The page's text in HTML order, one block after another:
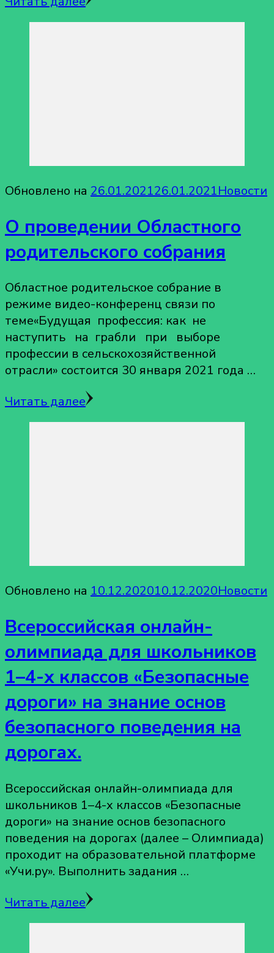
Обновлено на 26.01.202126.01.2021Новости
О проведении Областного
родительского собрания
Областное родительское собрание в
режиме видео-конференц связи по
теме«Будущая профессия: как не
наступить на грабли при выборе
профессии в сельскохозяйственной
отрасли» состоится 30 января 2021 года …
Читать далее
Обновлено на 10.12.202010.12.2020Новости
Всероссийская онлайн-
олимпиада для школьников
1–4-х классов «Безопасные
дороги» на знание основ
безопасного поведения на
дорогах.
Всероссийская онлайн-олимпиада для
школьников 1–4-х классов «Безопасные
дороги» на знание основ безопасного
поведения на дорогах (далее ­– Олимпиада)
проходит на образовательной платформе
«Учи.ру». Выполнить задания …
Читать далее